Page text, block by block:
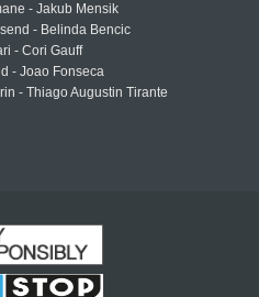
- Jakub Mensik
- Belinda Bencic
- Cori Gauff
- Joao Fonseca
- Thiago Augustin Tirante